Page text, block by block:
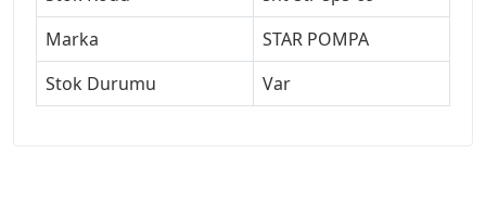
Marka
STAR POMPA
Stok Durumu
Var